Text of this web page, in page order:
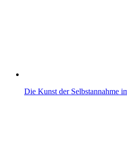
Die Kunst der Selbstannahme